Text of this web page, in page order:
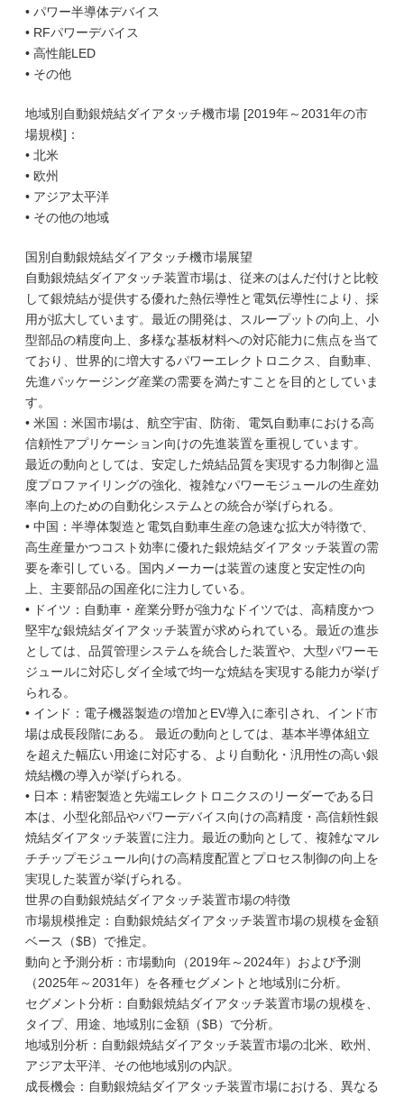
• パワー半導体デバイス
• RFパワーデバイス
• 高性能LED
• その他
地域別自動銀焼結ダイアタッチ機市場 [2019年～2031年の市
場規模]：
• 北米
• 欧州
• アジア太平洋
• その他の地域
国別自動銀焼結ダイアタッチ機市場展望
自動銀焼結ダイアタッチ装置市場は、従来のはんだ付けと比較
して銀焼結が提供する優れた熱伝導性と電気伝導性により、採
用が拡大しています。最近の開発は、スループットの向上、小
型部品の精度向上、多様な基板材料への対応能力に焦点を当て
ており、世界的に増大するパワーエレクトロニクス、自動車、
先進パッケージング産業の需要を満たすことを目的としていま
す。
• 米国：米国市場は、航空宇宙、防衛、電気自動車における高
信頼性アプリケーション向けの先進装置を重視しています。
最近の動向としては、安定した焼結品質を実現する力制御と温
度プロファイリングの強化、複雑なパワーモジュールの生産効
率向上のための自動化システムとの統合が挙げられる。
• 中国：半導体製造と電気自動車生産の急速な拡大が特徴で、
高生産量かつコスト効率に優れた銀焼結ダイアタッチ装置の需
要を牽引している。国内メーカーは装置の速度と安定性の向
上、主要部品の国産化に注力している。
• ドイツ：自動車・産業分野が強力なドイツでは、高精度かつ
堅牢な銀焼結ダイアタッチ装置が求められている。最近の進歩
としては、品質管理システムを統合した装置や、大型パワーモ
ジュールに対応しダイ全域で均一な焼結を実現する能力が挙げ
られる。
• インド：電子機器製造の増加とEV導入に牽引され、インド市
場は成長段階にある。 最近の動向としては、基本半導体組立
を超えた幅広い用途に対応する、より自動化・汎用性の高い銀
焼結機の導入が挙げられる。
• 日本：精密製造と先端エレクトロニクスのリーダーである日
本は、小型化部品やパワーデバイス向けの高精度・高信頼性銀
焼結ダイアタッチ装置に注力。最近の動向として、複雑なマル
チチップモジュール向けの高精度配置とプロセス制御の向上を
実現した装置が挙げられる。
世界の自動銀焼結ダイアタッチ装置市場の特徴
市場規模推定：自動銀焼結ダイアタッチ装置市場の規模を金額
ベース（$B）で推定。
動向と予測分析：市場動向（2019年～2024年）および予測
（2025年～2031年）を各種セグメントと地域別に分析。
セグメント分析：自動銀焼結ダイアタッチ装置市場の規模を、
タイプ、用途、地域別に金額（$B）で分析。
地域別分析：自動銀焼結ダイアタッチ装置市場の北米、欧州、
アジア太平洋、その他地域別の内訳。
成長機会：自動銀焼結ダイアタッチ装置市場における、異なる